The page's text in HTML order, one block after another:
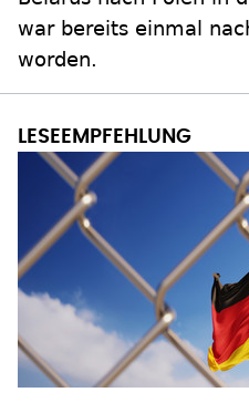
war bereits einmal
worden.